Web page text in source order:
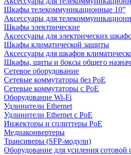
Шкафы телекоммуникационные 10”
Аксессуары для
Шкафы электрические
Аксессуары для электрических
Шкафы климатической защиты
Аксессуары для шкафов
Шкафы, щиты и боксы общего
Сетевое оборудование
Сетевые коммутаторы без PoE
Сетевые коммутаторы с PoE
Оборудование Wi-Fi
Удлинители Ethernet
Удлинители Ethernet с PoE
Инжекторы и сплиттеры PoE
Медиаконвертеры
Трансиверы (SFP-модули)
Оборудование для усиления сотовой